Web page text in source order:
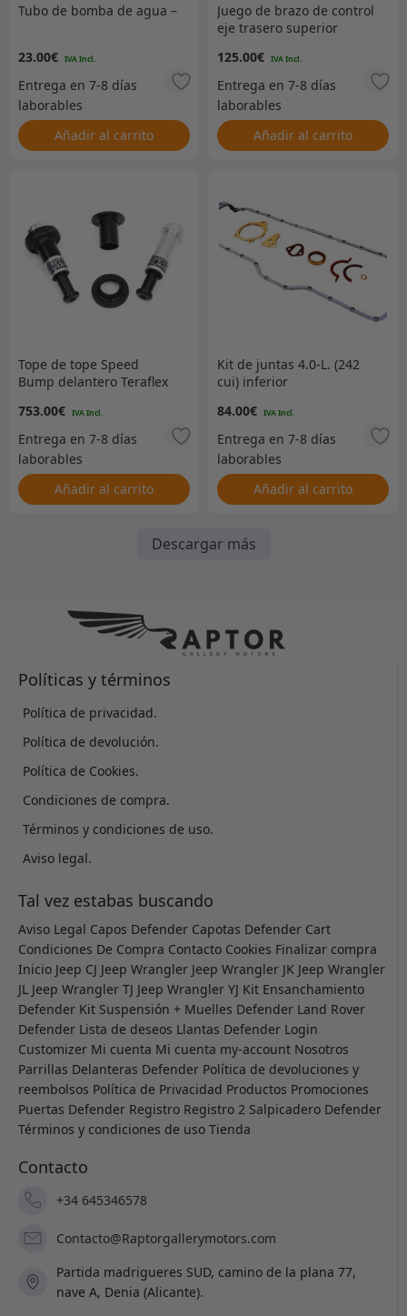
Tubo de bomba de agua –
23.00€
Añadir al carrito
Juego de brazo de control
eje trasero superior
125.00€
Añadir al carrito
Tope de tope Speed ​​
Bump delantero Teraflex
753.00€
Añadir al carrito
Kit de juntas 4.0-L. (242
cui) inferior
84.00€
Añadir al carrito
Descargar más
Políticas y términos
Política de privacidad.
Política de devolución.
Política de Cookies.
Condiciones de compra.
Términos y condiciones de uso.
Aviso legal.
Tal vez estabas buscando
Aviso Legal Capos Defender Capotas Defender Cart
Condiciones De Compra Contacto Cookies Finalizar compra
Inicio Jeep CJ Jeep Wrangler Jeep Wrangler JK Jeep Wrangler
JL Jeep Wrangler TJ Jeep Wrangler YJ Kit Ensanchamiento
Defender Kit Suspensión + Muelles Defender Land Rover
Defender Lista de deseos Llantas Defender Login
Customizer Mi cuenta Mi cuenta my-account Nosotros
Parrillas Delanteras Defender Política de devoluciones y
reembolsos Política de Privacidad Productos Promociones
Puertas Defender Registro Registro 2 Salpicadero Defender
Términos y condiciones de uso Tienda
Contacto
+34 645346578
Contacto@Raptorgallerymotors.com
Partida madrigueres SUD, camino de la plana 77,
nave A, Denia (Alicante).